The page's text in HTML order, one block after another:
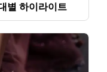
별 하이라이트